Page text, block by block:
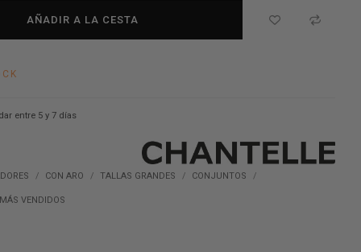
AÑADIR A LA CESTA
entre 5 y 7 días
CON ARO TALLAS GRANDES CONJUNTOS
MÁS VENDIDOS